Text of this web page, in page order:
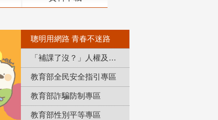
聰明用網路 青春不迷路
「補課了沒？」人權及轉型正義教育專區
教育部全民安全指引專區
教育部詐騙防制專區
教育部性別平等專區